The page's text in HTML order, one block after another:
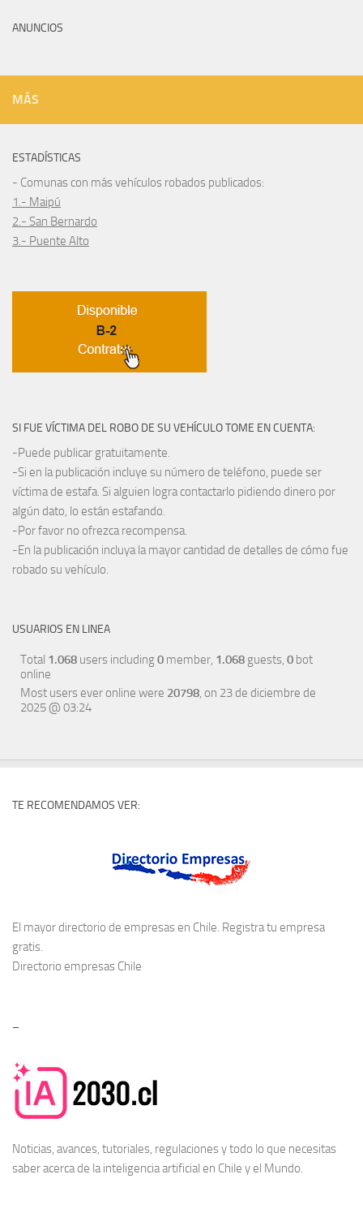
ANUNCIOS
MÁS
ESTADÍSTICAS
- Comunas con más vehículos robados publicados:
1.- Maipú
2.- San Bernardo
3.- Puente Alto
SI FUE VÍCTIMA DEL ROBO DE SU VEHÍCULO TOME EN CUENTA:
-Puede publicar gratuitamente.
-Si en la publicación incluye su número de teléfono, puede ser
víctima de estafa. Si alguien logra contactarlo pidiendo dinero por
algún dato, lo están estafando.
-Por favor no ofrezca recompensa.
-En la publicación incluya la mayor cantidad de detalles de cómo fue
robado su vehículo.
USUARIOS EN LINEA
Total 1.068 users including0 member, 1.068 guests, 0 bot
online
Most users ever online were 20798, on 23 de diciembre de
2025 @ 03:24
TE RECOMENDAMOS VER:
El mayor directorio de empresas en Chile. Registra tu empresa
gratis.
Directorio empresas Chile
–
Noticias, avances, tutoriales, regulaciones y todo lo que necesitas
saber acerca de lainteligencia artificial en Chile y el Mundo.